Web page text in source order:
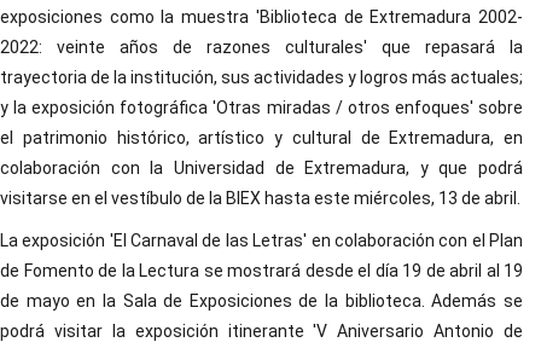
exposiciones como la muestra 'Biblioteca de Extremadura 2002-
2022: veinte años de razones culturales' que repasará la
trayectoria de la institución, sus actividades y logros más actuales;
y la exposición fotográfica 'Otras miradas / otros enfoques' sobre
el patrimonio histórico, artístico y cultural de Extremadura, en
colaboración con la Universidad de Extremadura, y que podrá
visitarse en el vestíbulo de la BIEX hasta este miércoles, 13 de abril.
La exposición 'El Carnaval de las Letras' en colaboración con el Plan
de Fomento de la Lectura se mostrará desde el día 19 de abril al 19
de mayo en la Sala de Exposiciones de la biblioteca. Además se
podrá visitar la exposición itinerante 'V Aniversario Antonio de